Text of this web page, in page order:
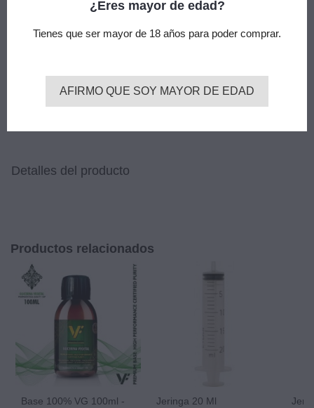
agencia de transporte urgente (24-48h)
Descripción
Jeringa de 60 ml para mezclar a su gusto.
Detalles del producto
Productos relacionados
Base 100% VG 100ml -
Jeringa 20 Ml
¿Eres mayor de edad?
Tienes que ser mayor de 18 años para poder comprar.
AFIRMO QUE SOY MAYOR DE EDAD